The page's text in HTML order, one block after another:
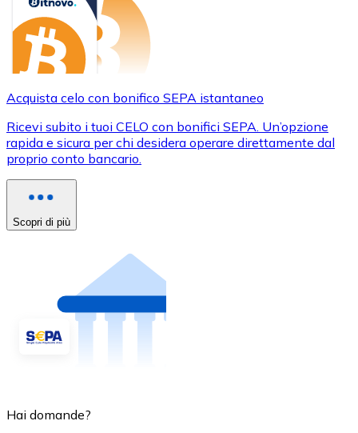
Acquista celo con bonifico SEPA istantaneo
Ricevi subito i tuoi CELO con bonifici SEPA. Un’opzione
rapida e sicura per chi desidera operare direttamente dal
proprio conto bancario.
Scopri di più
Hai domande?